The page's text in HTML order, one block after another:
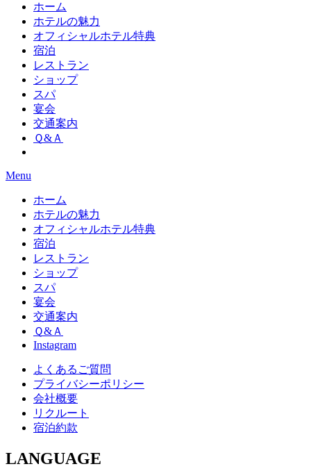
ホーム
ホテルの魅力
オフィシャルホテル特典
宿泊
レストラン
ショップ
スパ
宴会
交通案内
Ｑ&Ａ
Menu
ホーム
ホテルの魅力
オフィシャルホテル特典
宿泊
レストラン
ショップ
スパ
宴会
交通案内
Ｑ&Ａ
Instagram
よくあるご質問
プライバシーポリシー
会社概要
リクルート
宿泊約款
LANGUAGE